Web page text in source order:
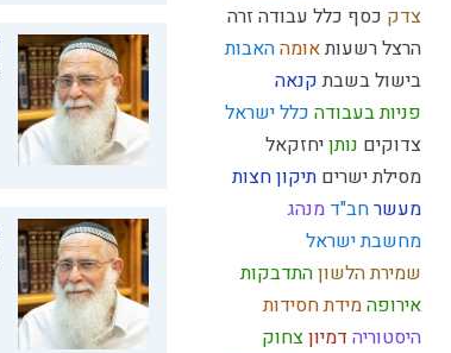
צדק כסף כלל עבודה זרה
הרצלרשעותאומההאבות
בישול בשבתקנאה
פניות בעבודה כלל ישראל
צדוקים נותןיחזקאל
מסילת ישרים תיקון חצות
מעשרחב"ד מנהג
מחשבת ישראל
שמירת הלשוןהתדבקות
אירופהמידת חסידות
היסטוריה דמיוןצחוק